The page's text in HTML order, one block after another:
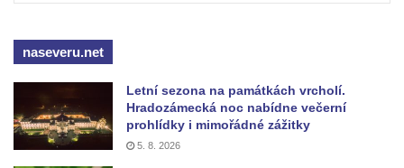
Sadech v Českých Budějovicích
Pražské třídě v Českých Budějovicích
Socha Civilizovaní na Husově třídě v
Českých Budějovicích
naseveru.net
Letní sezona na památkách vrcholí.
Hradozámecká noc nabídne večerní
prohlídky i mimořádné zážitky
5. 8. 2026